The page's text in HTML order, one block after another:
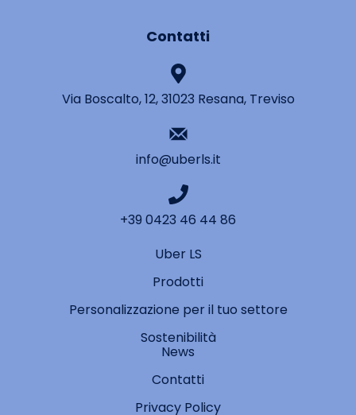
Contatti
Via Boscalto, 12, 31023 Resana, Treviso
info@uberls.it
+39 0423 46 44 86
Uber LS
Prodotti
Personalizzazione per il tuo settore
Sostenibilità
News
Contatti
Privacy Policy